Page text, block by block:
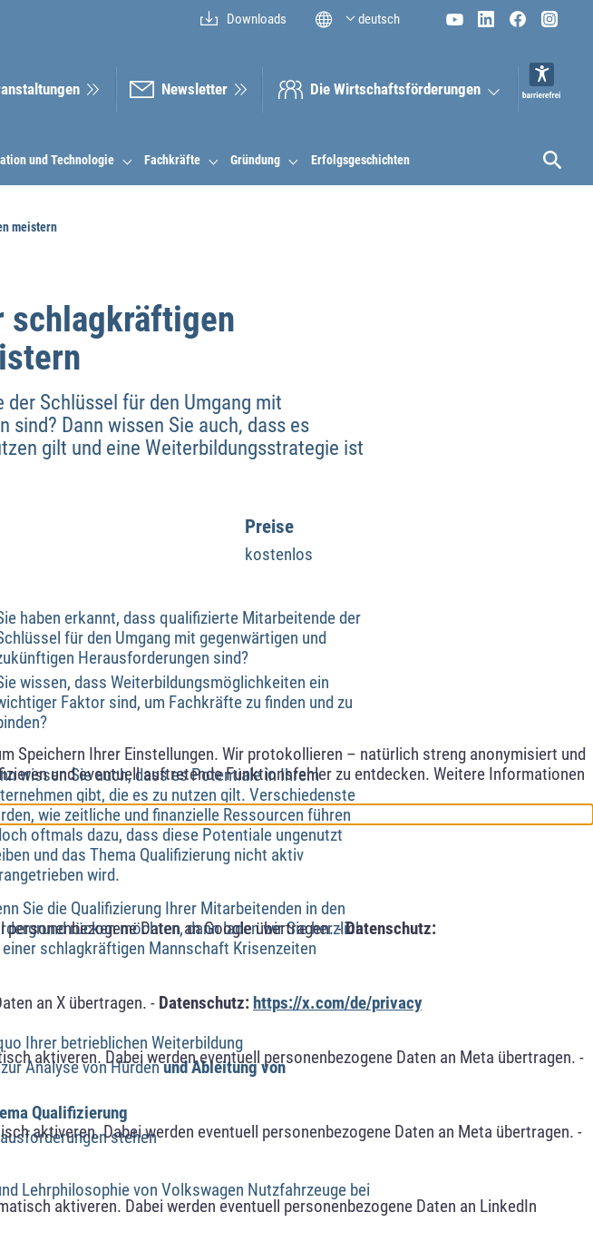
Speichern Ihrer Einstellungen. Wir protokollieren – natürlich streng anonymisiert und
und eventuell auftretende Funktionsfehler zu entdecken. Weitere Informationen
personenbezogene Daten an Google übertragen. -Datenschutz:
an X übertragen. - Datenschutz: https://x.com/de/privacy
aktiveren. Dabei werden eventuell personenbezogene Daten an Meta übertragen. -
aktiveren. Dabei werden eventuell personenbezogene Daten an Meta übertragen. -
aktiveren. Dabei werden eventuell personenbezogene Daten an LinkedIn
und Technologie Fachkräfte Gründung Erfolgsgeschichten
Downloads deutsch
Newsletter Die Wirt­schaftsför­derungen
meistern
schlagkräftigen
Schlüssel für den Umgang mit
Dann wissen Sie auch, dass es
gilt und eine Weiterbildungsstrategie ist
Preise
kostenlos
haben erkannt, dass qualifizierte Mitarbeitende der
für den Umgang mit gegenwärtigen und
Herausforderungen sind?
wissen, dass Weiterbildungsmöglichkeiten ein
Faktor sind, um Fachkräfte zu finden und zu
wissen Sie auch, dass es Potentiale in Ihrem
gibt, die es zu nutzen gilt. Verschiedenste
wie zeitliche und finanzielle Ressourcen führen
oftmals dazu, dass diese Potentiale ungenutzt
und das Thema Qualifizierung nicht aktiv
wird.
Sie die Qualifizierung Ihrer Mitarbeitenden in den
rücken möchten, dann laden wir Sie herzlich
schlagkräftigen Mannschaft Krisenzeiten
Ihrer betrieblichen Weiterbildung
Analyse von Hürdenund Ableitung von
Qualifizierung
stehen
Lehrphilosophie von Volkswagen Nutzfahrzeuge bei